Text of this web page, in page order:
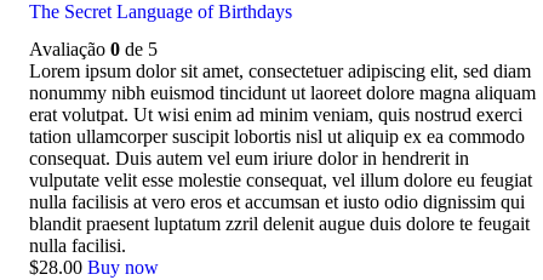
The Secret Language of Birthdays
Avaliação 0 de 5
Lorem ipsum dolor sit amet, consectetuer adipiscing elit, sed diam
nonummy nibh euismod tincidunt ut laoreet dolore magna aliquam
erat volutpat. Ut wisi enim ad minim veniam, quis nostrud exerci
tation ullamcorper suscipit lobortis nisl ut aliquip ex ea commodo
consequat. Duis autem vel eum iriure dolor in hendrerit in
vulputate velit esse molestie consequat, vel illum dolore eu feugiat
nulla facilisis at vero eros et accumsan et iusto odio dignissim qui
blandit praesent luptatum zzril delenit augue duis dolore te feugait
nulla facilisi.
$28.00 Buy now